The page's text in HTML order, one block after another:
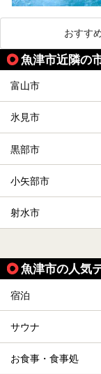
おすす
魚津市近隣の
富山市
氷見市
黒部市
小矢部市
射水市
魚津市の人気
宿泊
サウナ
お食事・食事処